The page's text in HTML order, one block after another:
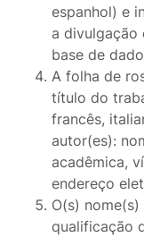
espanhol) e
a divulgação
base de
A folha de
título do
francês,
autor(es):
acadêmica,
endereço
O(s)
qualificação